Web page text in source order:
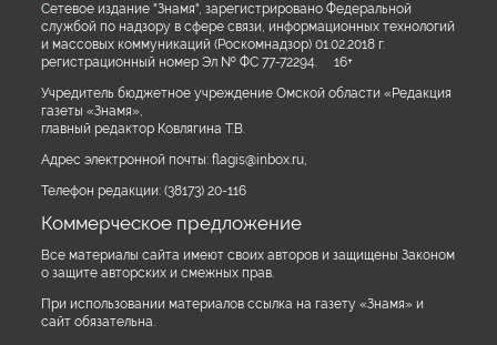
Сетевое издание "Знамя", зарегистрировано Федеральной
службой по надзору в сфере связи, информационных технологий
и массовых коммуникаций (Роскомнадзор) 01.02.2018 г.
регистрационный номер Эл № ФС 77-72294. 16+
Учредитель бюджетное учреждение Омской области «Редакция
газеты «Знамя»,
главный редактор Ковлягина Т.В.
Адрес электронной почты: flagis@inbox.ru,
Телефон редакции: (38173) 20-116
Коммерческое предложение
Все материалы сайта имеют своих авторов и защищены Законом
о защите авторских и смежных прав.
При использовании материалов ссылка на газету «Знамя» и
сайт обязательна.